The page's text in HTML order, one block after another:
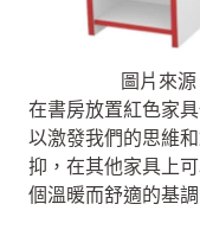
圖片來源
在書房放置紅色家
以激發我們的思維
抑，在其他家具上
個溫暖而舒適的基調